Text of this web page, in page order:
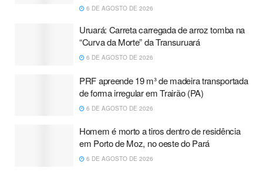
6 DE AGOSTO DE 2026
Uruará: Carreta carregada de arroz tomba na
“Curva da Morte” da Transuruará
6 DE AGOSTO DE 2026
PRF apreende 19 m³ de madeira transportada
de forma irregular em Trairão (PA)
6 DE AGOSTO DE 2026
Homem é morto a tiros dentro de residência
em Porto de Moz, no oeste do Pará
6 DE AGOSTO DE 2026